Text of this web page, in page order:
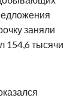
заняли
154,6 тысячи